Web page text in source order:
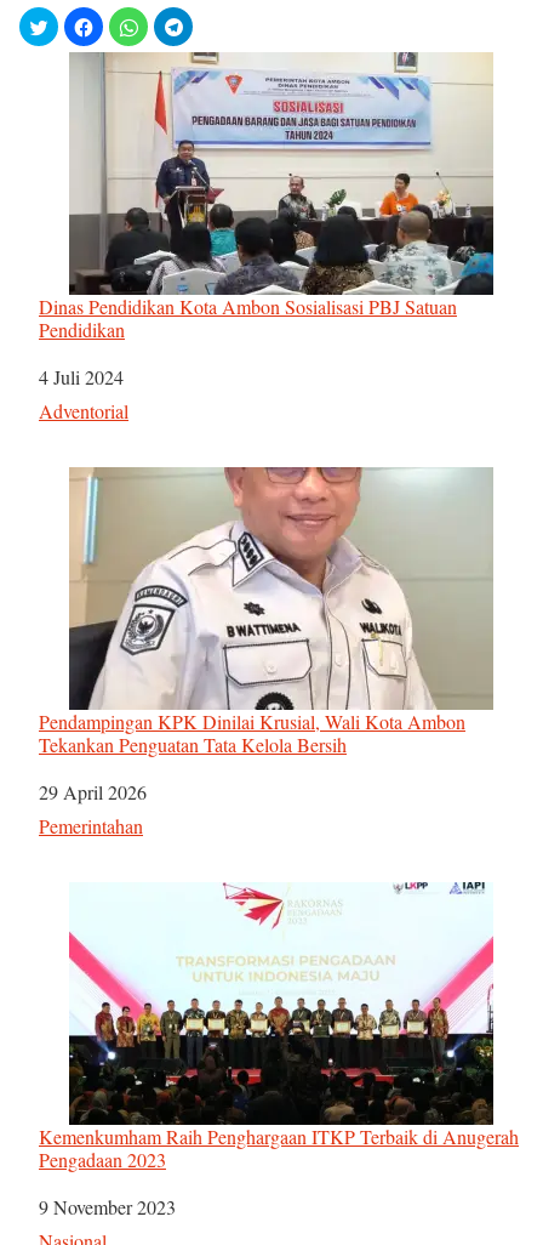
Dinas Pendidikan Kota Ambon Sosialisasi PBJ Satuan
Pendidikan
Tanggal
4 Juli 2024
Sehubungan dengan
Adventorial
Pendampingan KPK Dinilai Krusial, Wali Kota Ambon
Tekankan Penguatan Tata Kelola Bersih
Tanggal
29 April 2026
Sehubungan dengan
Pemerintahan
Kemenkumham Raih Penghargaan ITKP Terbaik di Anugerah
Pengadaan 2023
Tanggal
9 November 2023